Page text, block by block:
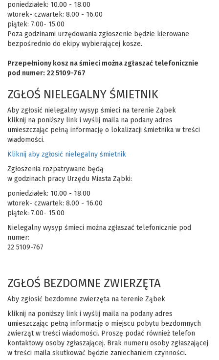
poniedziałek: 10.00 - 18.00
wtorek- czwartek: 8.00 - 16.00
piątek: 7.00- 15.00
Poza godzinami urzędowania zgłoszenie będzie kierowane
bezpośrednio do ekipy wybierającej kosze.
Przepełniony kosz na śmieci można zgłaszać telefonicznie
pod numer: 22 5109-767
ZGŁOŚ NIELEGALNY ŚMIETNIK
Aby zgłosić nielegalny wysyp śmieci na terenie Ząbek
kliknij na poniższy link i wyślij maila na podany adres
umieszczając pełną informację o lokalizacji śmietnika w treści
wiadomości.
Kliknij aby zgłosić nielegalny śmietnik
Zgłoszenia rozpatrywane będą
w godzinach pracy Urzędu Miasta Ząbki:
poniedziałek: 10.00 - 18.00
wtorek- czwartek: 8.00 - 16.00
piątek: 7.00- 15.00
Nielegalny wysyp śmieci można zgłaszać telefonicznie pod
numer:
22 5109-767
ZGŁOŚ BEZDOMNE ZWIERZĘTA
Aby zgłosić bezdomne zwierzęta na terenie Ząbek
kliknij na poniższy link i wyślij maila na podany adres
umieszczając pełną informację o miejscu pobytu bezdomnych
zwierząt w treści wiadomości. Proszę podać również telefon
kontaktowy osoby zgłaszającej. Brak numeru osoby zgłaszającej
w treści maila skutkować będzie zaniechaniem czynności.